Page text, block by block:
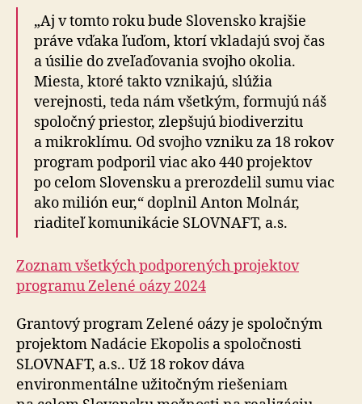
„Aj v tomto roku bude Slovensko krajšie
práve vďaka ľuďom, ktorí vkladajú svoj čas
a úsilie do zveľaďovania svojho okolia.
Miesta, ktoré takto vznikajú, slúžia
verejnosti, teda nám všetkým, formujú náš
spoločný priestor, zlepšujú biodiverzitu
a mikroklímu. Od svojho vzniku za 18 rokov
program podporil viac ako 440 projektov
po celom Slovensku a prerozdelil sumu viac
ako milión eur,“ doplnil Anton Molnár,
riaditeľ komunikácie SLOVNAFT, a.s.
Zoznam všetkých podporených projektov
programu Zelené oázy 2024
Grantový program Zelené oázy je spoločným
projektom Nadácie Ekopolis a spoločnosti
SLOVNAFT, a.s.. Už 18 rokov dáva
environmentálne užitočným riešeniam